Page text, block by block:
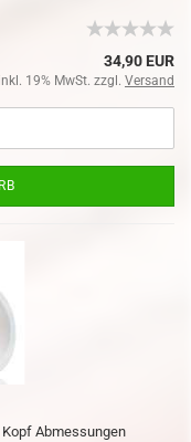
34,90 EUR
inkl. 19% MwSt. zzgl. Versand
Abmessungen